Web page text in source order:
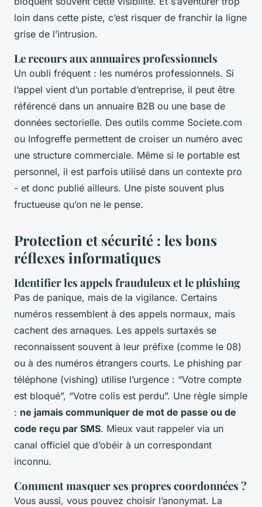
loin dans cette piste, c’est risquer de franchir la ligne
grise de l’intrusion.
Le recours aux annuaires professionnels
Un oubli fréquent : les numéros professionnels. Si
l’appel vient d’un portable d’entreprise, il peut être
référencé dans un annuaire B2B ou une base de
données sectorielle. Des outils comme Societe.com
ou Infogreffe permettent de croiser un numéro avec
une structure commerciale. Même si le portable est
personnel, il est parfois utilisé dans un contexte pro
- et donc publié ailleurs. Une piste souvent plus
fructueuse qu’on ne le pense.
Protection et sécurité : les bons
réflexes informatiques
Identifier les appels frauduleux et le phishing
Pas de panique, mais de la vigilance. Certains
numéros ressemblent à des appels normaux, mais
cachent des arnaques. Les appels surtaxés se
reconnaissent souvent à leur préfixe (comme le 08)
ou à des numéros étrangers courts. Le phishing par
téléphone (vishing) utilise l’urgence : “Votre compte
est bloqué”, “Votre colis est perdu”. Une règle simple
: ne jamais communiquer de mot de passe ou de
code reçu par SMS. Mieux vaut rappeler via un
canal officiel que d’obéir à un correspondant
inconnu.
Comment masquer ses propres coordonnées ?
Vous aussi, vous pouvez choisir l’anonymat. La